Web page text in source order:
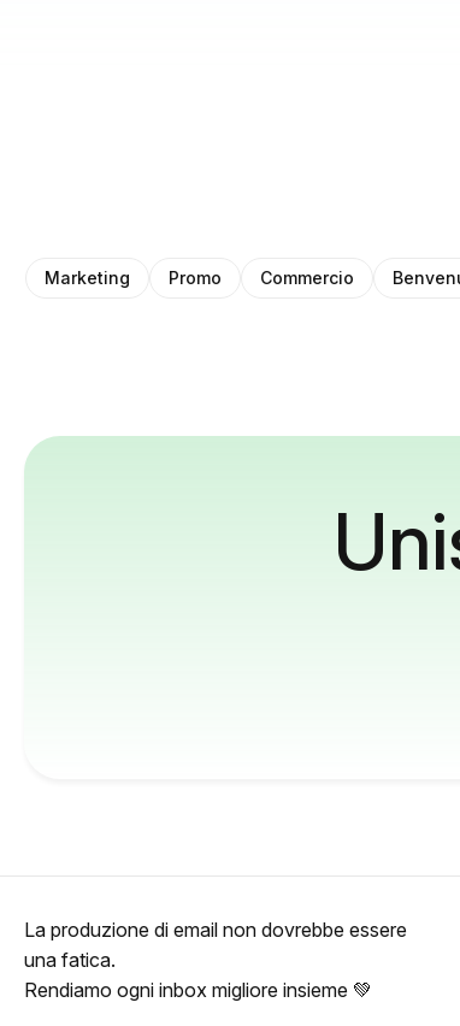
Marketing Promo Commercio
La produzione di email non dovrebbe essere
una fatica.
Rendiamo ogni inbox migliore insieme 💚